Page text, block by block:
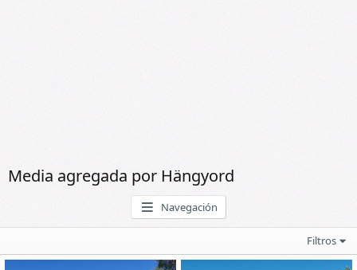
Media agregada por Hängyord
Navegación
Filtros